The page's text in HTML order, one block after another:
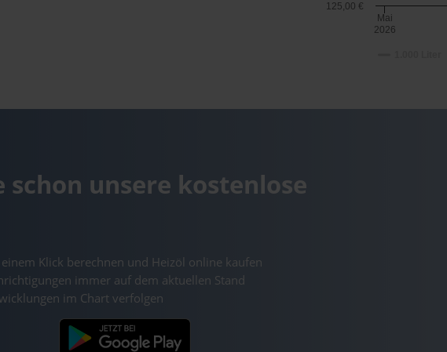
Mai
2026
125,00 €
schon unsere kostenlose
Klick berechnen und Heizöl online kaufen
immer auf dem aktuellen Stand
im Chart verfolgen